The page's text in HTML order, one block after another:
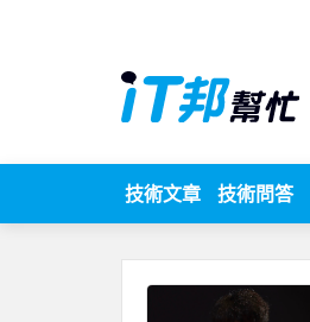
技術文章 技術問答